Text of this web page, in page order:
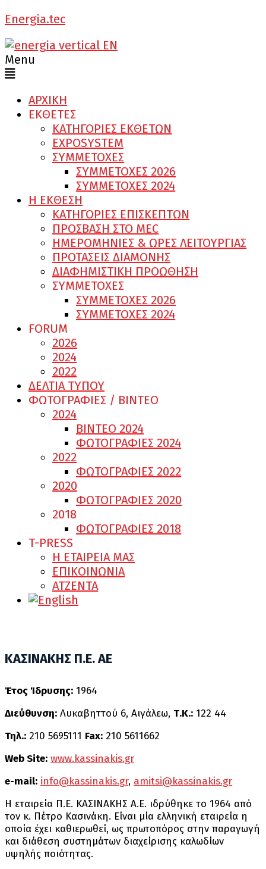
Energia.tec
Menu
ΑΡΧΙΚΗ
ΕΚΘΕΤΕΣ
ΚΑΤΗΓΟΡΙΕΣ ΕΚΘΕΤΩΝ
EXPOSYSTEM
ΣΥΜΜΕΤΟΧΕΣ
ΣΥΜΜΕΤΟΧΕΣ 2026
ΣΥΜΜΕΤΟΧΕΣ 2024
Η ΕΚΘΕΣΗ
ΚΑΤΗΓΟΡΙΕΣ ΕΠΙΣΚΕΠΤΩΝ
ΠΡΟΣΒΑΣΗ ΣΤΟ MEC
ΗΜΕΡΟΜΗΝΙΕΣ & ΩΡΕΣ ΛΕΙΤΟΥΡΓΙΑΣ
ΠΡΟΤΑΣΕΙΣ ΔΙΑΜΟΝΗΣ
ΔΙΑΦΗΜΙΣΤΙΚΗ ΠΡΟΩΘΗΣΗ
ΣΥΜΜΕΤΟΧΕΣ
ΣΥΜΜΕΤΟΧΕΣ 2026
ΣΥΜΜΕΤΟΧΕΣ 2024
FORUM
2026
2024
2022
ΔΕΛΤΙΑ ΤΥΠΟΥ
ΦΩΤΟΓΡΑΦΙΕΣ / ΒΙΝΤΕΟ
2024
ΒΙΝΤΕΟ 2024
ΦΩΤΟΓΡΑΦΙΕΣ 2024
2022
ΦΩΤΟΓΡΑΦΙΕΣ 2022
2020
ΦΩΤΟΓΡΑΦΙΕΣ 2020
2018
ΦΩΤΟΓΡΑΦΙΕΣ 2018
T-PRESS
Η ΕΤΑΙΡΕΙΑ ΜΑΣ
ΕΠΙΚΟΙΝΩΝΙΑ
ATZENTA
ΚΑΣΙΝΑΚΗΣ Π.Ε. ΑΕ
Έτος Ίδρυσης: 1964
Διεύθυνση: Λυκαβηττού 6, Αιγάλεω, Τ.Κ.: 122 44
Τηλ.: 210 5695111 Fax: 210 5611662
Web Site: www.kassinakis.gr
e-mail: info@kassinakis.gr, amitsi@kassinakis.gr
Η εταιρεία Π.Ε. ΚΑΣΙΝΑΚΗΣ Α.Ε. ιδρύθηκε το 1964 από
τον κ. Πέτρο Κασινάκη. Είναι μία ελληνική εταιρεία η
οποία έχει καθιερωθεί, ως πρωτοπόρος στην παραγωγή
και διάθεση συστημάτων διαχείρισης καλωδίων
υψηλής ποιότητας.